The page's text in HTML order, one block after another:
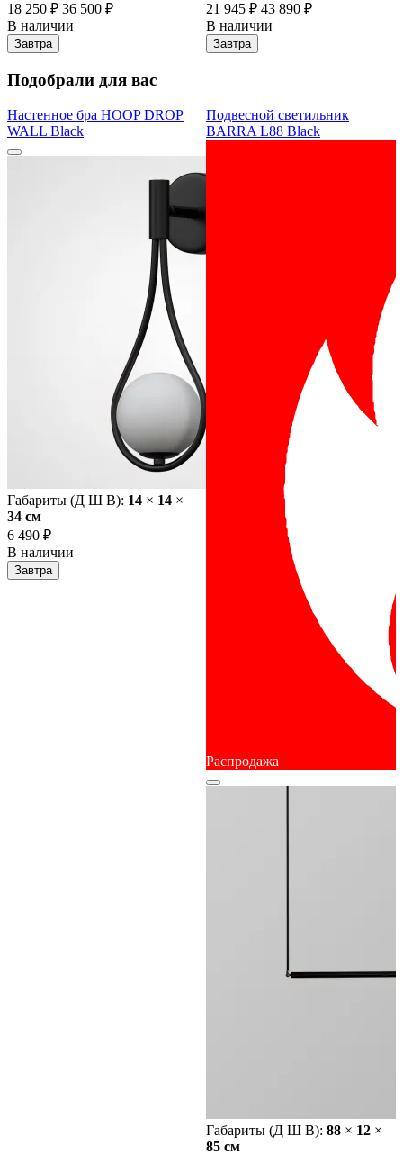
18 250 ₽ 36 500 ₽
В наличии
Завтра
21 945 ₽ 43 890 ₽
В наличии
Завтра
Подобрали для вас
Настенное бра HOOP DROP
WALL Black
Габариты (Д Ш В): 14 × 14 ×
34 cм
6 490 ₽
В наличии
Завтра
Подвесной светильник
BARRA L88 Black
Распродажа
Габариты (Д Ш В): 88 × 12 ×
85 cм